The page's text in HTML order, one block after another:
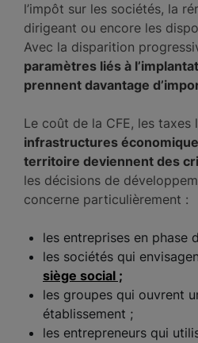
l’impôt sur les sociétés, la
dirigeant ou encore les
Avec la disparition
paramètres liés à
prennent davantage
Le coût de la CFE, les taxes
infrastructures
territoire deviennent des
les décisions de
concerne particulièrement :
les entreprises en phase
les sociétés qui
siège social ;
les groupes qui ouvrent
établissement ;
les entrepreneurs qui